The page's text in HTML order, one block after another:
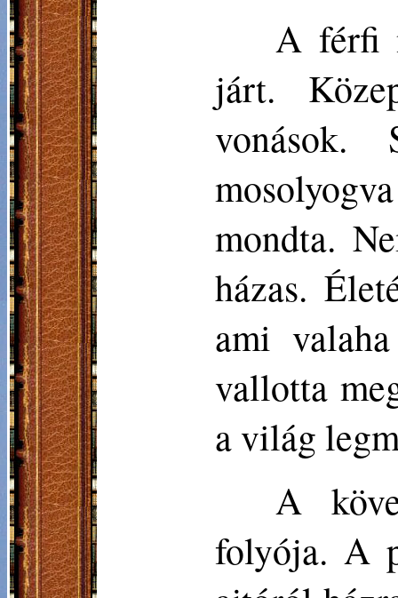
A férfi
járt.
vonások.
mondta.
házas.
ami
vallotta
a világ
A
folyója. A